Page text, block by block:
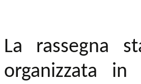
La rassegna
organizzata